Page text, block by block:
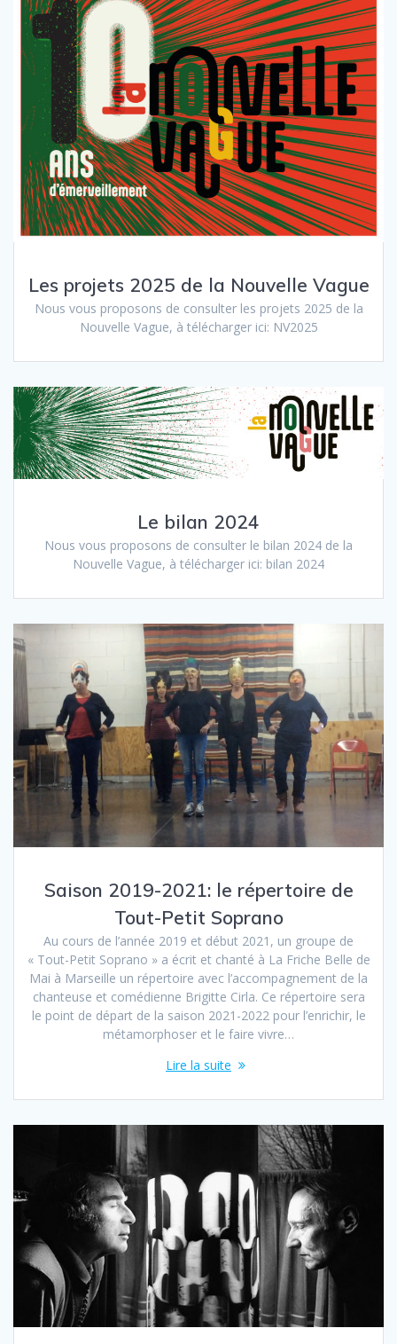
Les projets 2025 de la Nouvelle Vague
Nous vous proposons de consulter les projets 2025 de la
Nouvelle Vague, à télécharger ici: NV2025
Le bilan 2024
Nous vous proposons de consulter le bilan 2024 de la
Nouvelle Vague, à télécharger ici: bilan 2024
Saison 2019-2021: le répertoire de
Tout-Petit Soprano
Au cours de l’année 2019 et début 2021, un groupe de
« Tout-Petit Soprano » a écrit et chanté à La Friche Belle de
Mai à Marseille un répertoire avec l’accompagnement de la
chanteuse et comédienne Brigitte Cirla. Ce répertoire sera
le point de départ de la saison 2021-2022 pour l’enrichir, le
métamorphoser et le faire vivre…
Lire la suite